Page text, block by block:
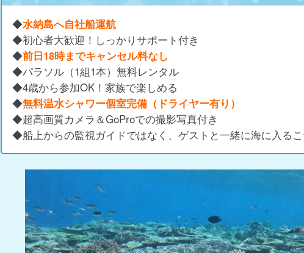
◆水納島へ自社船運航
◆初心者大歓迎！しっかりサポート付き
◆前日18時までキャンセル料なし
◆パラソル（1組1本）無料レンタル
◆4歳から参加OK！家族で楽しめる
◆無料温水シャワー個室完備（ドライヤー有り）
◆超高画質カメラ＆GoProでの撮影写真付き
◆船上からの監視ガイドではなく、ゲストと一緒に海に入る